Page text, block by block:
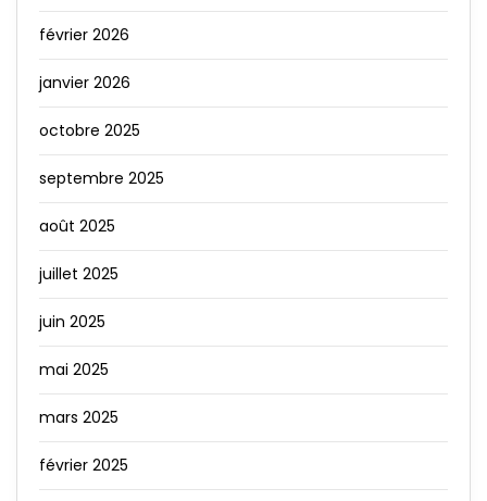
février 2026
janvier 2026
octobre 2025
septembre 2025
août 2025
juillet 2025
juin 2025
mai 2025
mars 2025
février 2025